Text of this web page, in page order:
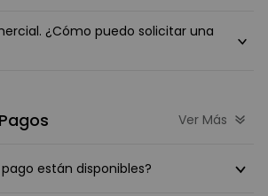
¿Cómo puedo solicitar una
Ver Más
están disponibles?